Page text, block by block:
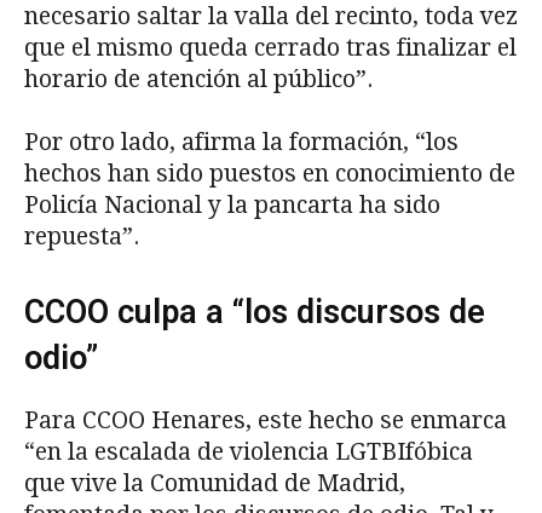
necesario saltar la valla del recinto, toda vez
que el mismo queda cerrado tras finalizar el
horario de atención al público”.
Por otro lado, afirma la formación, “los
hechos han sido puestos en conocimiento de
Policía Nacional y la pancarta ha sido
repuesta”.
CCOO culpa a “los discursos de
odio”
Para CCOO Henares, este hecho se enmarca
“en la escalada de violencia LGTBIfóbica
que vive la Comunidad de Madrid,